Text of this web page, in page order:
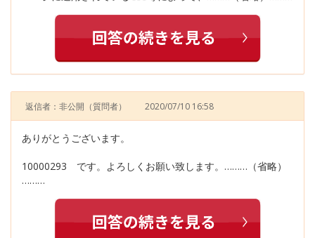
返信者：非公開 （質問者） 2020/07/10 16:58
ありがとうございます。
10000293 です。よろしくお願い致します。………（省略）
………